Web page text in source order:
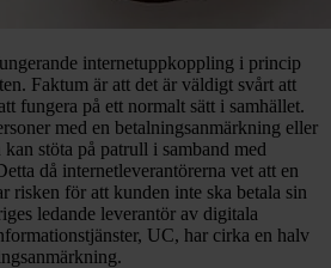
internetuppkoppling i princip
Faktum är att det är väldigt svårt att
fungera på ett normalt sätt i samhället.
med en betalningsanmärkning eller
stöta på patrull i samband med
då internetleverantörerna vet att en
risken för att kunden inte ska betala sin
ledande leverantör av digitala
UC, har cirka en halv